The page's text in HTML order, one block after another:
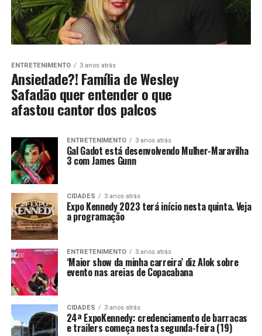
ENTRETENIMENTO 3 anos atrás
Ansiedade?! Família de Wesley
Safadão quer entender o que
afastou cantor dos palcos
ENTRETENIMENTO 3 anos atrás
Gal Gadot está desenvolvendo Mulher-Maravilha
3 com James Gunn
CIDADES 3 anos atrás
Expo Kennedy 2023 terá início nesta quinta. Veja
a programação
ENTRETENIMENTO 3 anos atrás
‘Maior show da minha carreira’ diz Alok sobre
evento nas areias de Copacabana
CIDADES 3 anos atrás
24ª ExpoKennedy: credenciamento de barracas
e trailers começa nesta segunda-feira (19)